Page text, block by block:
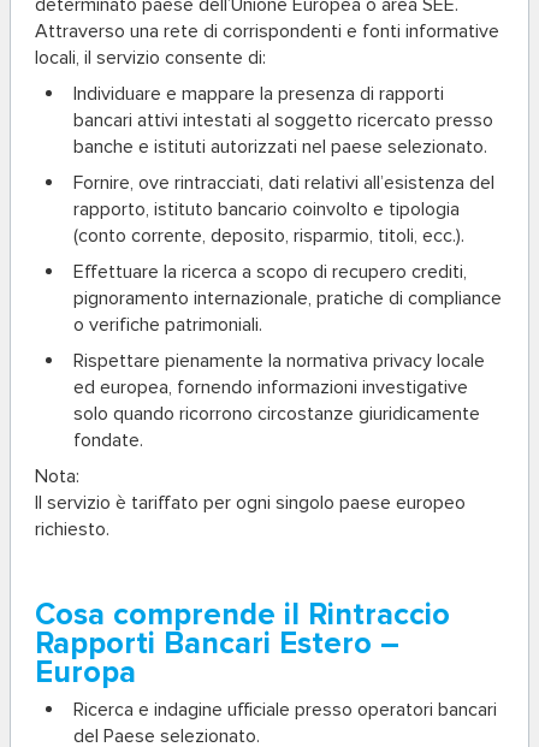
determinato paese dell’Unione Europea o area SEE.
Attraverso una rete di corrispondenti e fonti informative
locali, il servizio consente di:
Individuare e mappare la presenza di rapporti
bancari attivi intestati al soggetto ricercato presso
banche e istituti autorizzati nel paese selezionato.
Fornire, ove rintracciati, dati relativi all’esistenza del
rapporto, istituto bancario coinvolto e tipologia
(conto corrente, deposito, risparmio, titoli, ecc.).
Effettuare la ricerca a scopo di recupero crediti,
pignoramento internazionale, pratiche di compliance
o verifiche patrimoniali.
Rispettare pienamente la normativa privacy locale
ed europea, fornendo informazioni investigative
solo quando ricorrono circostanze giuridicamente
fondate.
Nota:
Il servizio è tariffato per ogni singolo paese europeo
richiesto.
Cosa comprende il Rintraccio
Rapporti Bancari Estero –
Europa
Ricerca e indagine ufficiale presso operatori bancari
del Paese selezionato.